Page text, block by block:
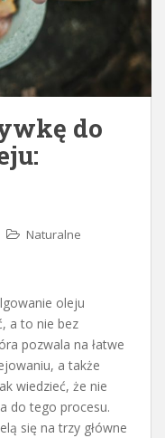
do
Naturalne
oleju
a to nie bez
pozwala na łatwe
a także
wiedzieć, że nie
do tego procesu.
się na trzy główne